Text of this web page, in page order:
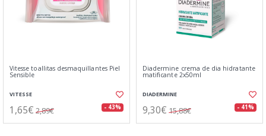
Vitesse toallitas desmaquillantes Piel
Sensible
VITESSE
1,65€ 2,89€ - 43%
Diadermine crema de dia hidratante
matificante 2x50ml
DIADERMINE
9,30€ 15,88€ - 41%